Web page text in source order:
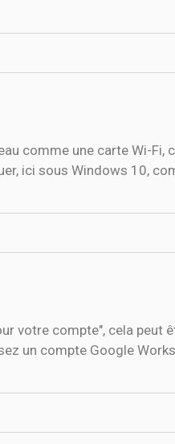
comme une carte Wi-Fi,
ici sous Windows 10,
votre compte", cela peut
un compte Google